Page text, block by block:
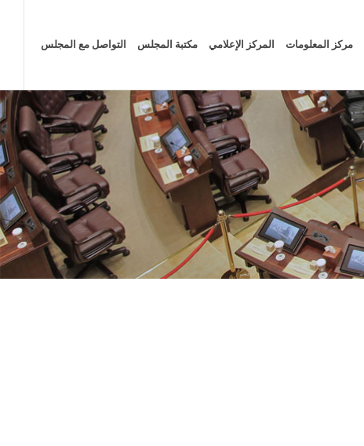
مركز المعلومات المركز الإعلامي مكتبة المجلس التواصل مع المجلس